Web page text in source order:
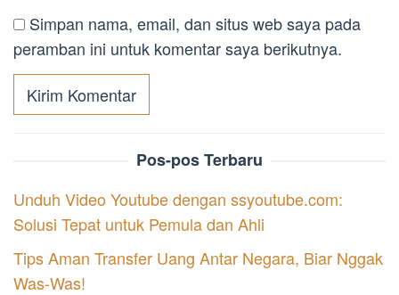
Simpan nama, email, dan situs web saya pada
peramban ini untuk komentar saya berikutnya.
Pos-pos Terbaru
Unduh Video Youtube dengan ssyoutube.com:
Solusi Tepat untuk Pemula dan Ahli
Tips Aman Transfer Uang Antar Negara, Biar Nggak
Was-Was!